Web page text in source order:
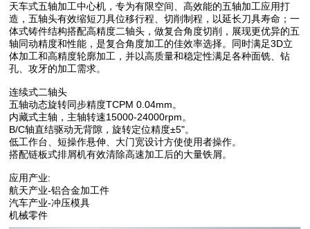
天车式五轴加工中心机，专为有限空间、高效能的五轴加工应用打
造，五轴头有效缩短刀具位移行程、切削制程，以延长刀具寿命；一
体式铸件结构搭配高精度二轴头，做复合角度切削，展现更优异的五
轴同动精度和性能，是复合角度加工的佳效率选择。同时满足3D立
体加工和高精度轮廓加工，并以高质量和稳定性满足各种面铣、钻
孔、攻牙的加工需求。
连续式二轴头
五轴动态旋转同步精度TCPM 0.04mm。
内藏式主轴，主轴转速15000-24000rpm。
B/C轴直结驱动无背隙，旋转定位精度±5"。
低工作台、短操作悬伸、大门宽设计方使使用者操作。
搭配链板式排屑机有效清除高速加工后的大量铁屑。
应用产业:
航天产业-铝合金加工件
汽车产业-冲压模具
机械零件